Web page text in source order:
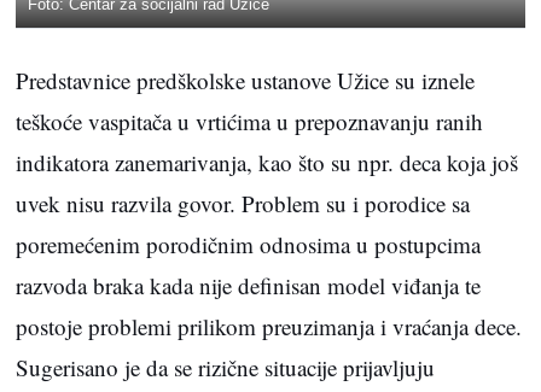
Foto: Centar za socijalni rad Užice
Predstavnice predškolske ustanove Užice su iznele
teškoće vaspitača u vrtićima u prepoznavanju ranih
indikatora zanemarivanja, kao što su npr. deca koja još
uvek nisu razvila govor. Problem su i porodice sa
poremećenim porodičnim odnosima u postupcima
razvoda braka kada nije definisan model viđanja te
postoje problemi prilikom preuzimanja i vraćanja dece.
Sugerisano je da se rizične situacije prijavljuju